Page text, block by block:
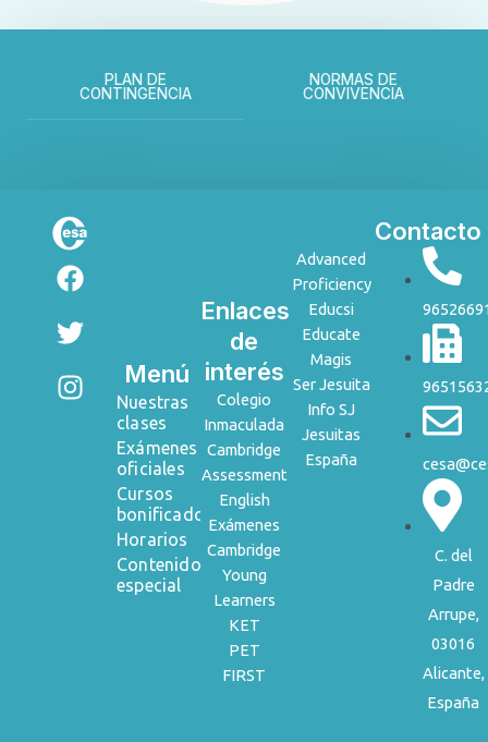
PLAN DE
CONTINGENCIA
NORMAS DE
CONVIVENCIA
F
a
c
e
b
o
T
w
i
t
t
e
I
n
s
t
a
g
Menú
Nuestras
clases
Exámenes
oficiales
Cursos
bonificados
Horarios
Contenido
especial
Enlaces
de
interés
Colegio
Inmaculada
Cambridge
Assessment
English
Exámenes
Cambridge
Young
Learners
KET
PET
FIRST
Enlaces
Advanced
Proficiency
Educsi
Educate
Magis
Ser Jesuita
Info SJ
Jesuitas
España
Contacto
C. del
Padre
Arrupe,
03016
Alicante,
España